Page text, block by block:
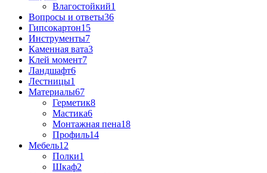
Влагостойкий1
Вопросы и ответы36
Гипсокартон15
Инструменты7
Каменная вата3
Клей момент7
Ландшафт6
Лестницы1
Материалы67
Герметик8
Мастика6
Монтажная пена18
Профиль14
Мебель12
Полки1
Шкаф2